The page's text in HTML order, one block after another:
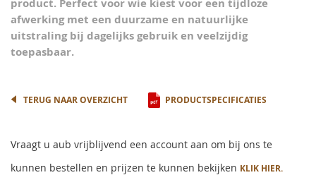
product. Perfect voor wie kiest voor een tijdloze
afwerking met een duurzame en natuurlijke
uitstraling bij dagelijks gebruik en veelzijdig
toepasbaar.
TERUG NAAR OVERZICHT PRODUCTSPECIFICATIES
Vraagt u aub vrijblijvend een account aan om bij ons te
kunnen bestellen en prijzen te kunnen bekijken KLIK HIER.